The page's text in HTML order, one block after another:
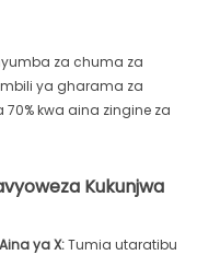
za chuma za
ya gharama za
kwa aina zingine za
Kukunjwa
ya X:Tumia utaratibu